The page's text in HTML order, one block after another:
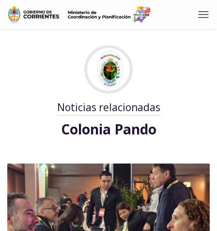
Noticias relacionadas
Colonia Pando